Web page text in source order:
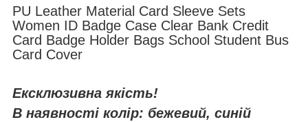
PU Leather Material Card Sleeve Sets
Women ID Badge Case Clear Bank Credit
Card Badge Holder Bags School Student Bus
Card Cover
Ексклюзивна якість!
В наявності колір: бежевий, синій